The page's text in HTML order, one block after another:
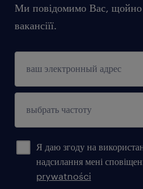
Ми повідомимо Вас, щойно
вакансіїї.
Я даю згоду на
надсилання мені
prywatności